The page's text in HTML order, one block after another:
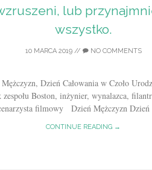
lub
wszystko.
10 MARCA 2019// NO COMMENTS
Dzień Całowania w Czoło
zespołu Boston, inżynier, wynalazca,
filmowy Dzień Mężczyzn Dzień
CONTINUE READING →